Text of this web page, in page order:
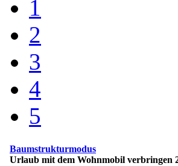
1
2
3
4
5
Baumstrukturmodus
Urlaub mit dem Wohnmobil verbringen